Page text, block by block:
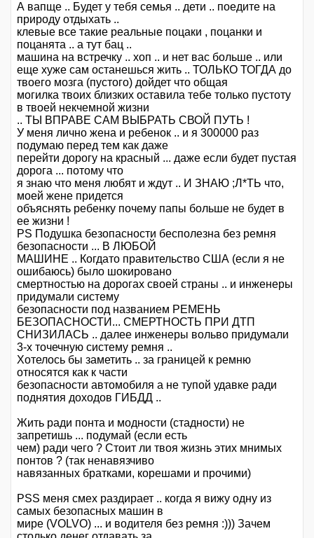
А вапще .. Будет у тебя семья .. дети .. поедите на
природу отдыхать ..
клевые все такие реальные поцаки , поцанки и
поцанята .. а тут бац ..
машина на встречку .. хоп .. и нет вас больше .. или
еще хуже сам останешься жить .. ТОЛЬКО ТОГДА до
твоего мозга (пустого) дойдет что общая
могилка твоих близких оставила тебе только пустоту
в твоей некчемной жизни
.. ТЫ ВПРАВЕ САМ ВЫБРАТЬ СВОЙ ПУТЬ !
У меня лично жена и ребенок .. и я 300000 раз
подумаю перед тем как даже
перейти дорогу на красный ... даже если будет пустая
дорога ... потому что
я знаю что меня любят и ждут .. И ЗНАЮ ;Л*ТЬ что,
моей жене придется
объяснять ребенку почему папы больше не будет в
ее жизни !
PS Подушка безопасности бесполезна без ремня
безопасности ... В ЛЮБОЙ
МАШИНЕ .. Когдато правительство США (если я не
ошибаюсь) было шокировано
смертностью на дорогах своей страны .. и инженеры
придумали систему
безопасности под названием РЕМЕНЬ
БЕЗОПАСНОСТИ... СМЕРТНОСТЬ ПРИ ДТП
СНИЗИЛАСЬ .. далее инженеры вольво придумали
3-х точечную систему ремня ..
Хотелось бы заметить .. за границей к ремню
относятся как к части
безопасности автомобиля а не тупой удавке ради
поднятия доходов ГИБДД ..
Жить ради понта и модности (стадности) не
запретишь ... подумай (если есть
чем) ради чего ? Стоит ли твоя жизнь этих мнимых
понтов ? (так ненавязчиво
навязанных братками, корешами и прочими)
PSS меня смех раздирает .. когда я вижу одну из
самых безопасных машин в
мире (VOLVO) ... и водителя без ремня :))) Зачем